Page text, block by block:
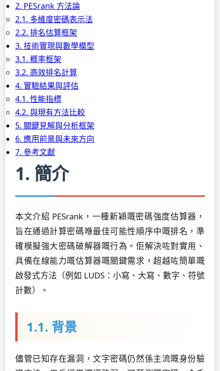
2. PESrank 方法論
2.1. 多維度密碼表示法
2.2. 排名估算框架
3. 技術實現與數學模型
3.1. 概率框架
3.2. 高效排名計算
4. 實驗結果與評估
4.1. 性能指標
4.2. 與現有方法比較
5. 關鍵見解與分析框架
6. 應用前景與未來方向
7. 參考文獻
1. 簡介
本文介紹 PESrank，一種新穎嘅密碼強度估算器，
旨在通過計算密碼喺最佳可能性順序中嘅排名，準
確模擬強大密碼破解器嘅行為。佢解決咗對實用、
具備在線能力嘅估算器嘅關鍵需求，超越咗簡單嘅
啟發式方法（例如 LUDS：小寫、大寫、數字、符號
計數）。
1.1. 背景
儘管已知存在漏洞，文字密碼仍然係主流嘅身份驗